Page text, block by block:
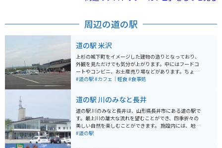
周辺の道の駅
道の駅 米沢
上杉の城下町をイメージした建物の造りとなっており、
外観を見ただけでも気分が上がります。中にはフードコ
ートやコンビニ、お土産売り場などがあります。ちょっ
とした休憩から観光スポットとして楽しむことができる
お買い物を楽しむことができます。 フードコートには米
沢牛を使った牛どんぶりのお店、米沢ラーメン、十割そ
ばのお店が入っています。館内のサービスとして、道路
情報を確認したり、観光案内所が設けられておりどこに
行こうか悩んだ時や、渋滞を回避したい時など、道の駅
#道の駅#カフェ｜軽食#食事処
道の駅 川のみなと長井
道の駅 川のみなと長井は、山形県長井市にある道の駅で
す。最上川の雄大な流れを望むことができ、四季折々の
美しい自然を楽しむことができます。 施設内には、地元
の新鮮な野菜や果物を販売する農産物直売所や、地元食
#道の駅